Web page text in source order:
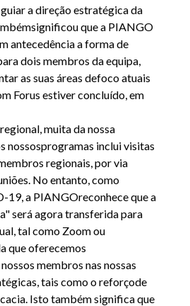
a direção estratégica da
que a PIANGO
antecedência a forma de
dois membros da equipa,
as suas áreas defoco atuais
Forus estiver concluído, em
muita da nossa
nossosprogramas inclui visitas
regionais, por via
No entanto, como
19, a PIANGOreconhece que a
será agora transferida para
tal como Zoom ou
que oferecemos
membros nas nossas
tais como o reforçode
Isto também significa que